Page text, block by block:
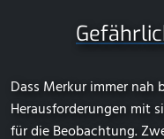
Dass Merkur immer
Herausforderungen mit
für die Beobachtung.